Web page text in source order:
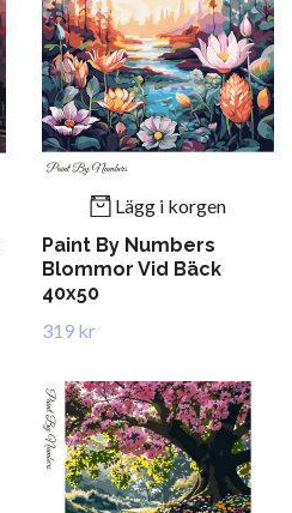
Lägg i korgen
Paint By Numbers
Blommor Vid Bäck
40x50
319 kr